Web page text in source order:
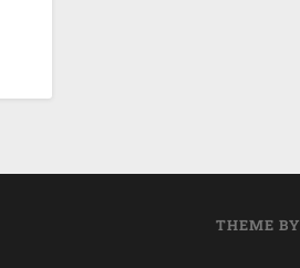
THEME BY